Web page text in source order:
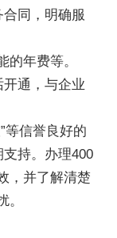
同，明确服
年费等。
通，与企业
等信誉良好的
持。办理400
，并了解清楚